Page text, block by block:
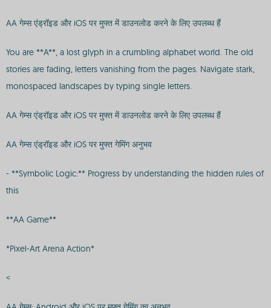
AA गेम्स एंड्रॉइड और iOS पर मुफ्त में डाउनलोड करने के लिए उपलब्ध हैं
You are **A**, a lost glyph in a crumbling alphabet world. The old
stories are fading, letters vanishing from the pages. Navigate stark,
monospaced landscapes by typing single letters.
AA गेम्स एंड्रॉइड और iOS पर मुफ्त में डाउनलोड करने के लिए उपलब्ध हैं
AA गेम्स एंड्रॉइड और iOS पर मुफ्त गेमिंग अनुभव
- **Symbolic Logic:** Progress by understanding the hidden rules of
this
**AA Game**
*Pixel-Art Arena Action*
<